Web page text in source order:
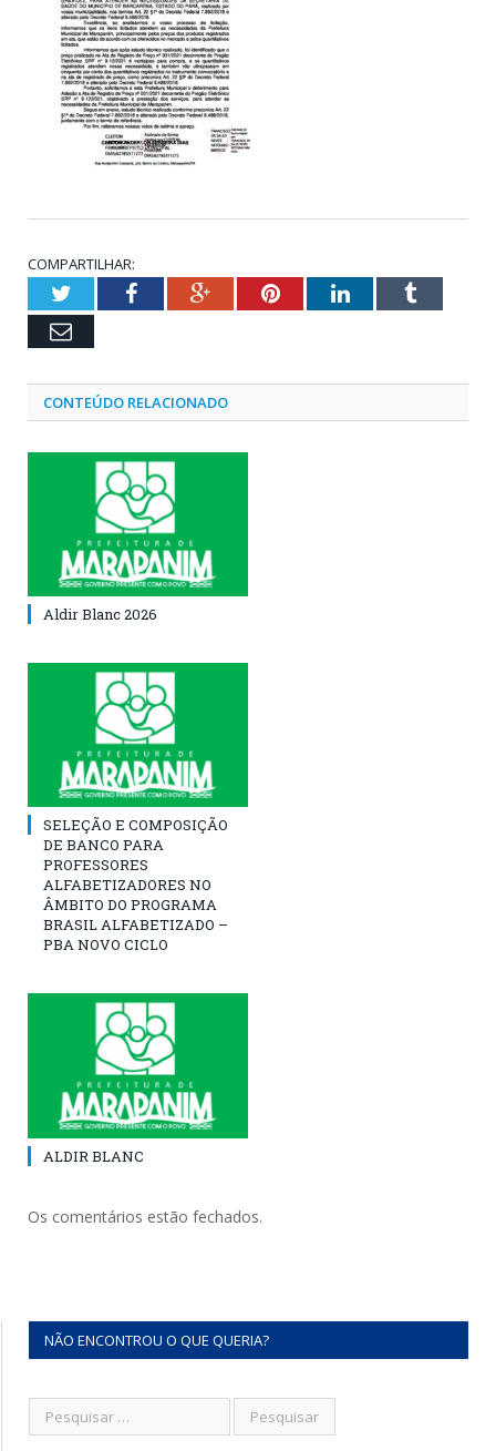
COMPARTILHAR:
TwitterFacebookGoogle+PinterestLinkedInTumblr
Email
CONTEÚDO RELACIONADO
Aldir Blanc 2026
SELEÇÃO E COMPOSIÇÃO
DE BANCO PARA
PROFESSORES
ALFABETIZADORES NO
ÂMBITO DO PROGRAMA
BRASIL ALFABETIZADO –
PBA NOVO CICLO
ALDIR BLANC
Os comentários estão fechados.
NÃO ENCONTROU O QUE QUERIA?